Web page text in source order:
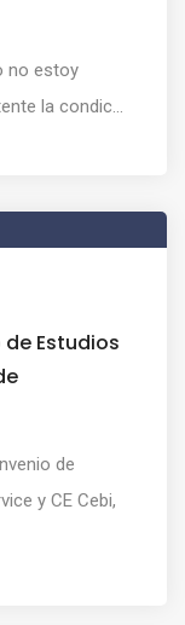
no estoy
la condic...
Estudios
de
y CE Cebi,